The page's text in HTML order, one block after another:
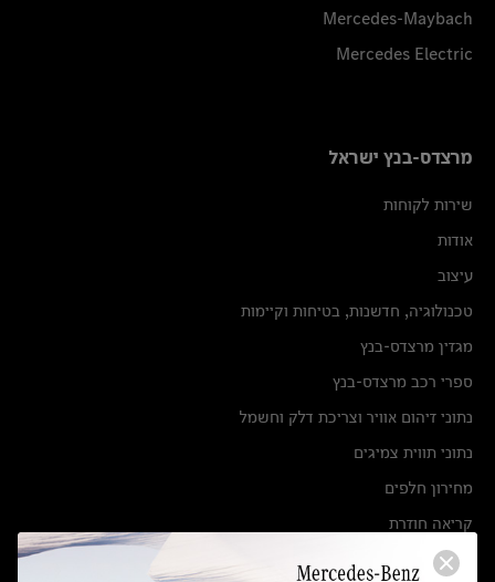
Mercedes-Maybach
Mercedes Electric
מרצדס-בנץ ישראל
שירות לקוחות
אודות
עיצוב
טכנולוגיה, חדשנות, בטיחות וקיימות
מגזין מרצדס-בנץ
ספרי רכב מרצדס-בנץ
נתוני זיהום אוויר וצריכת דלק וחשמל
נתוני תווית צמיגים
מחירון חלפים
קריאה חוזרת
הודעה על הטבות לרכבי מרצדס בהסדר פשרה בתצ 56447-02-19